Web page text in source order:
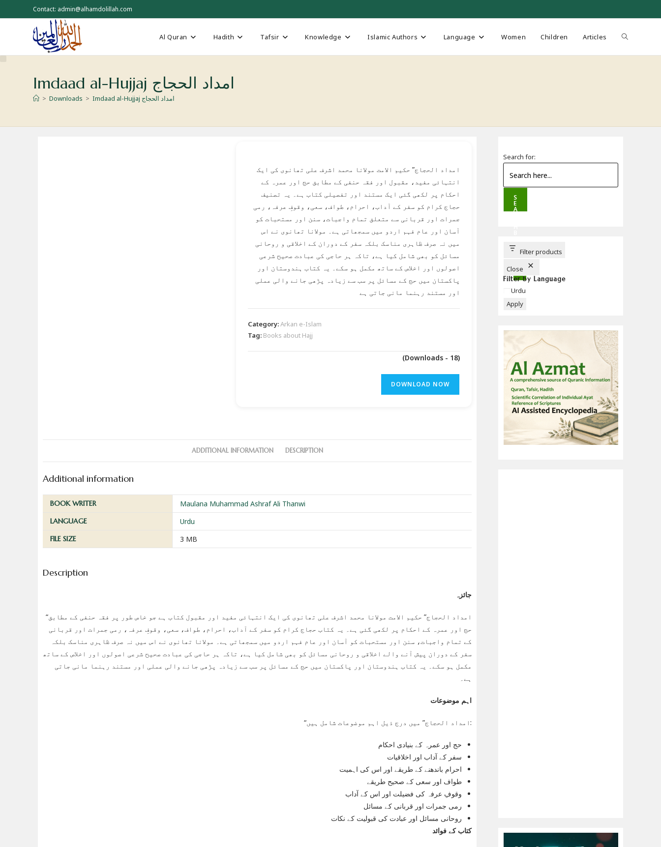
to
Contact: admin@alhamdolillah.com
Al Quran Hadith Tafsir Knowledge Islamic Authors Language Women Children Articles Toggle
Imdaad al-Hujjaj امداد الحجاج
> Downloads > Imdaad al-Hujjaj امداد الحجاج
امداد الحجاج” حکیم الامت مولانا محمد اشرف علی تھانوی کی ایک
انتہائی مفید، مقبول اور فقہ حنفی کے مطابق حج اور عمرہ کے
احکام پر لکھی گئی ایک مستند اور تفصیلی کتاب ہے۔ یہ تصنیف
حجاج کرام کو سفر کے آداب، احرام، طواف، سعی، وقوفِ عرفہ، رمی
جمرات اور قربانی سے متعلق تمام واجبات، سنن اور مستحبات کو
آسان اور عام فہم اردو میں سمجھاتی ہے۔ مولانا تھانوی نے اس
میں نہ صرف ظاہری مناسک بلکہ سفر کے دوران کے اخلاقی و روحانی
مسائل کو بھی شامل کیا ہے، تاکہ ہر حاجی کی عبادت صحیح شرعی
اصولوں اور اخلاص کے ساتھ مکمل ہو سکے۔ یہ کتاب ہندوستان اور
پاکستان میں حج کے مسائل پر سب سے زیادہ پڑھی جانے والی عملی
اور مستند رہنما مانی جاتی ہے
Category:Arkan e-Islam
Tag: Books about Hajj
(Downloads - 18)
DOWNLOAD NOW
ADDITIONAL INFORMATION DESCRIPTION
Additional information
BOOK WRITER Maulana Muhammad Ashraf Ali Thanwi
LANGUAGE Urdu
FILE SIZE 3 MB
Description
جائزہ
“امداد الحجاج” حکیم الامت مولانا محمد اشرف علی تھانوی کی ایک انتہائی مفید اور مقبول کتاب ہے جو خاص طور پر فقہ حنفی کے مطابق
حج اور عمرہ کے احکام پر لکھی گئی ہے۔ یہ کتاب حجاج کرام کو سفر کے آداب، احرام، طواف، سعی، وقوفِ عرفہ، رمی جمرات اور قربانی
کے تمام واجبات، سنن اور مستحبات کو آسان اور عام فہم اردو میں سمجھاتی ہے۔ مولانا تھانوی نے اس میں نہ صرف ظاہری مناسک بلکہ
سفر کے دوران پیش آنے والے اخلاقی و روحانی مسائل کو بھی شامل کیا ہے، تاکہ ہر حاجی کی عبادت صحیح شرعی اصولوں اور اخلاص کے ساتھ
مکمل ہو سکے۔ یہ کتاب ہندوستان اور پاکستان میں حج کے مسائل پر سب سے زیادہ پڑھی جانے والی عملی اور مستند رہنما مانی جاتی
ہے۔
اہم موضوعات
“امداد الحجاج” میں درج ذیل اہم موضوعات شامل ہیں:
حج اور عمرہ کے بنیادی احکام
سفر کے آداب اور اخلاقیات
احرام باندھنے کے طریقے اور اس کی اہمیت
طواف اور سعی کے صحیح طریقے
وقوفِ عرفہ کی فضیلت اور اس کے آداب
رمی جمرات اور قربانی کے مسائل
روحانی مسائل اور عبادت کی قبولیت کے نکات
کتاب کے فوائد
Search for:
S
E
A
T
T
Filter products
Close
Filter by Language
Language
Urdu
Apply